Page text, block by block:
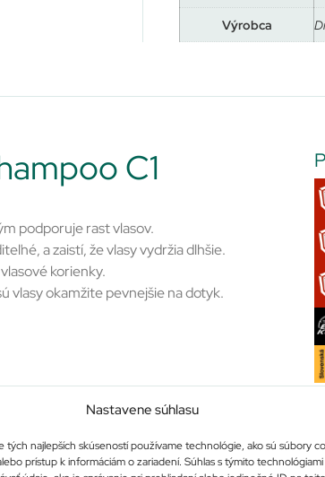
Nastavene súhlasu
tých najlepších skúseností používame technológie, ako sú súbory
prístup k informáciám o zariadení. Súhlas s týmito
Výrobca
C1
podporuje rast vlasov.
a zaistí, že vlasy vydržia dlhšie.
korienky.
vlasy okamžite pevnejšie na dotyk.